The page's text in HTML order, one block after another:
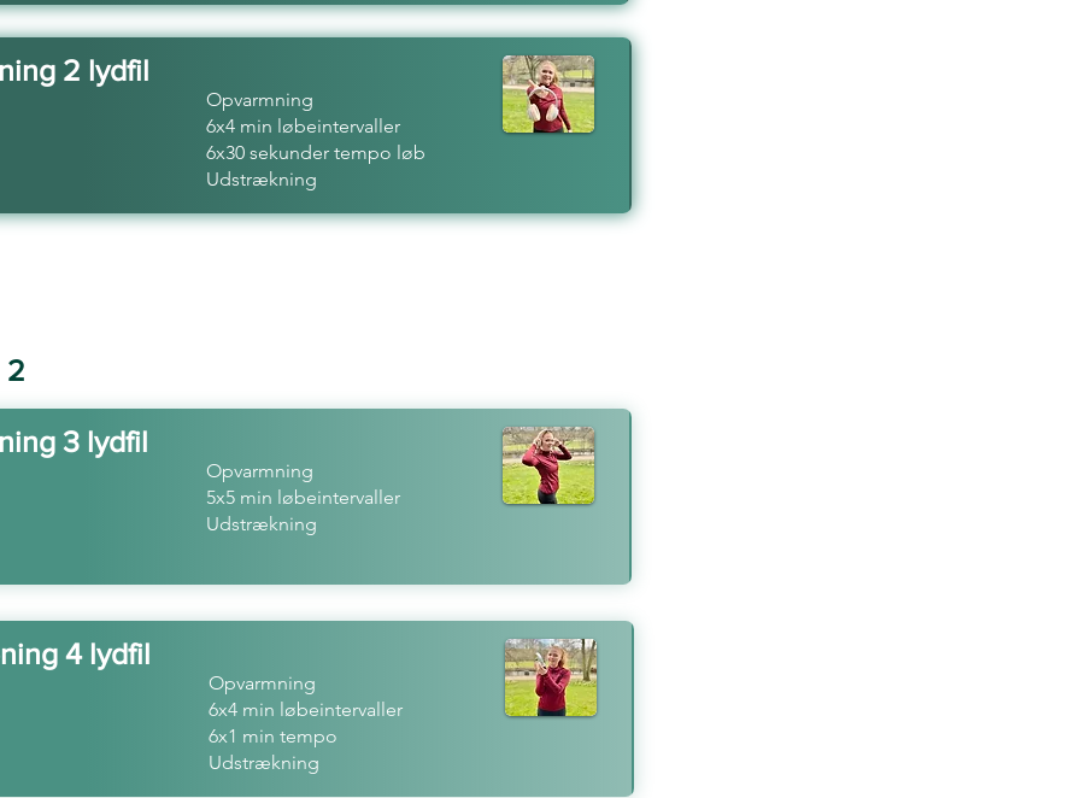
2 lydfil
Opvarmning
6x4 min løbeintervaller
6x30 sekunder tempo løb
Udstrækning
2
3 lydfil
Opvarmning
5x5 min løbeintervaller
Udstrækning
4 lydfil
Opvarmning
6x4 min løbeintervaller
6x1 min tempo
Udstrækning